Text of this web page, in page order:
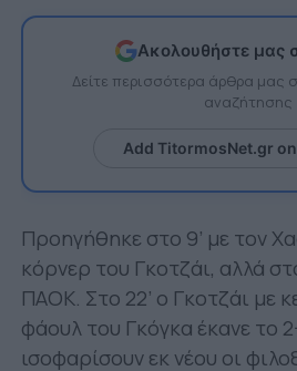
Ακολουθήστε μας
Δείτε περισσότερα άρθρα μας
αναζήτησης
Add TitormosNet.gr
Προηγήθηκε στο 9’ με τον
κόρνερ του Γκοτζάι, αλλά
ΠΑΟΚ. Στο 22’ ο Γκοτζάι με
φάουλ του Γκόγκα έκανε το
ισοφαρίσουν εκ νέου οι